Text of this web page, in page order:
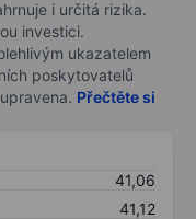
i určitá rizika.
investici.
ukazatelem
poskytovatelů
Přečtěte si
41,06
41,12